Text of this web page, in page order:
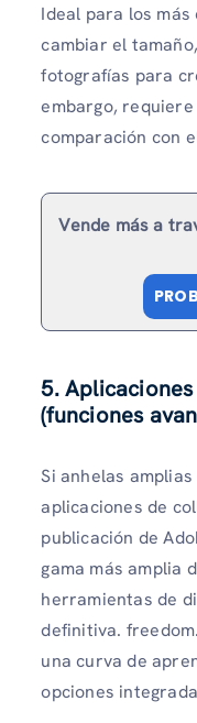
Ideal para los
cambiar el
fotografías para
embargo,
comparación con
Vende más a
5.
(funciones
Si anhelas
aplicaciones de
publicación de
gama más amplia
herramientas de
definitiva.
una curva de
opciones